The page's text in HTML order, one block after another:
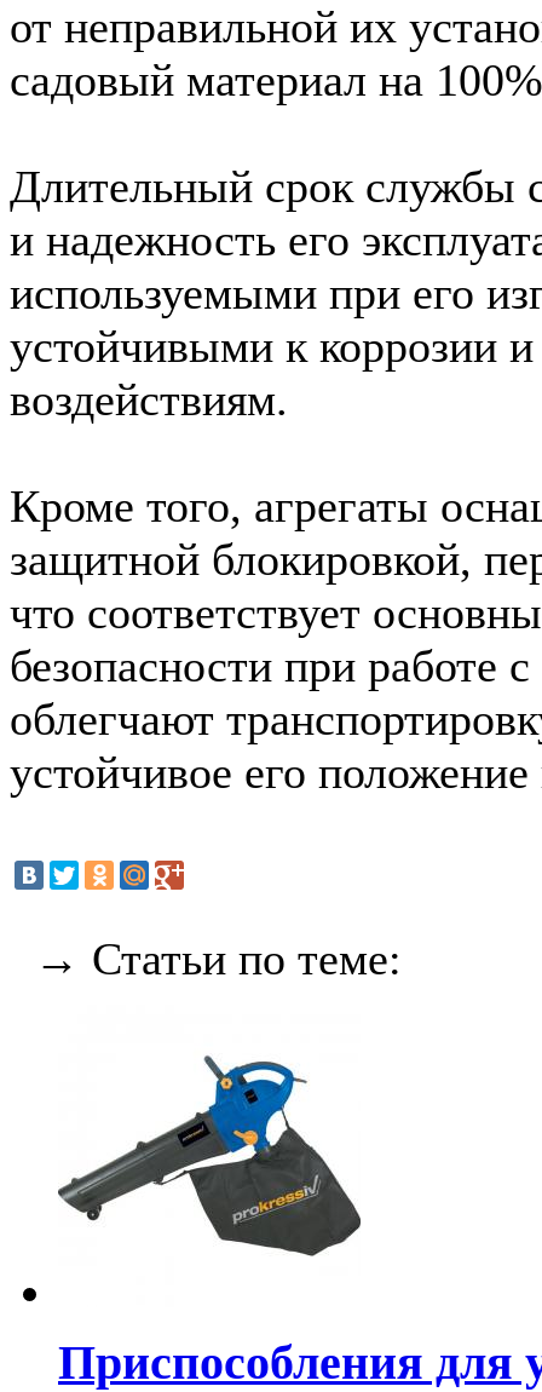
от неправильной их
садовый материал на
Длительный срок службы
и надежность его
используемыми при его
устойчивыми к коррозии
воздействиям.
Кроме того, агрегаты
защитной блокировкой,
что соответствует
безопасности при работе
облегчают
устойчивое его
→ Статьи по теме:
Приспособления для